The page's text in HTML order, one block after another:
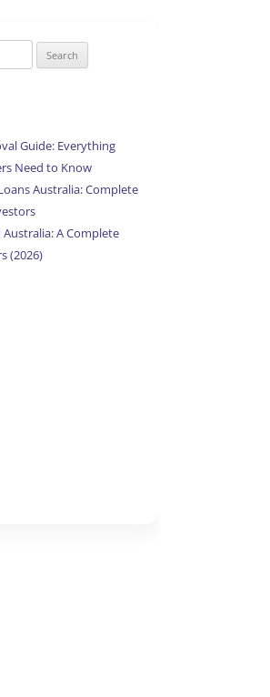
Guide: Everything
Need to Know
Australia: Complete
A Complete
(2026)